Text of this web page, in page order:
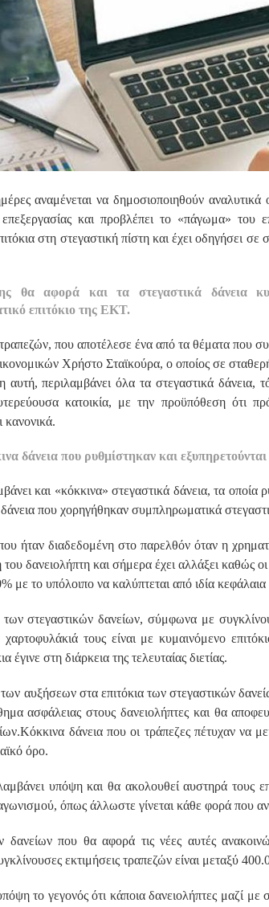
αναμένεται να δημοσιοποιηθούν
επεξεργασίας και προβλέπει το «πάγωμα»
στη στεγαστική πίστη και έχει οδηγήσει
θα αφορά και τα στεγαστικά δάνεια
επιτόκιο της ΕΚΤ.
που αποτέλεσε ένα από τα θέματα που
Χρήστο Σταϊκούρα, ο οποίος σε
αυτή, περιλαμβάνει όλα τα στεγαστικά
κατοικία, με την προϋπόθεση ότι
κανονικά.
δάνεια που ρυθμίστηκαν και εξυπηρετούνται
και «κόκκινα» στεγαστικά δάνεια, τα
δάνεια που χορηγήθηκαν συμπληρωματικά
ήταν διαδεδομένη στο παρελθόν όταν η
του δανειολήπτη και σήμερα έχει αλλάξει καθώς
με το υπόλοιπο να καλύπτεται από ιδία κεφάλαια
των στεγαστικών δανείων, σύμφωνα με
τους είναι με κυμαινόμενο
έγινε στη διάρκεια της τελευταίας διετίας.
αυξήσεων στα επιτόκια των στεγαστικών
ασφάλειας στους δανειολήπτες και θα
δάνεια που οι τράπεζες πέτυχαν να
όρο.
υπόψη και θα ακολουθεί αυστηρά τους
όπως άλλωστε γίνεται κάθε φορά που
που θα αφορά τις νέες αυτές
εκτιμήσεις τραπεζών είναι μεταξύ
το γεγονός ότι κάποια δανειολήπτες μαζί με